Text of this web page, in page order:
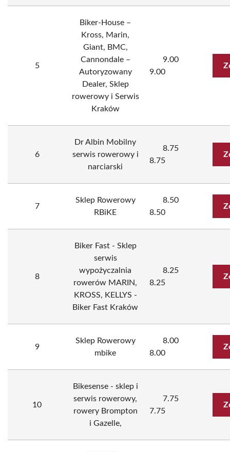
5
Biker-House –
Kross, Marin,
Giant, BMC,
Cannondale –
Autoryzowany
Dealer, Sklep
rowerowy i Serwis
Kraków
9.00
9.00
6
Dr Albin Mobilny
serwis rowerowy i
narciarski
8.75
8.75
7
Sklep Rowerowy
RBiKE
8.50
8.50
8
Biker Fast - Sklep
serwis
wypożyczalnia
rowerów MARIN,
KROSS, KELLYS -
Biker Fast Kraków
8.25
8.25
9
Sklep Rowerowy
mbike
8.00
8.00
10
Bikesense - sklep i
serwis rowerowy,
rowery Brompton
i Gazelle,
7.75
7.75